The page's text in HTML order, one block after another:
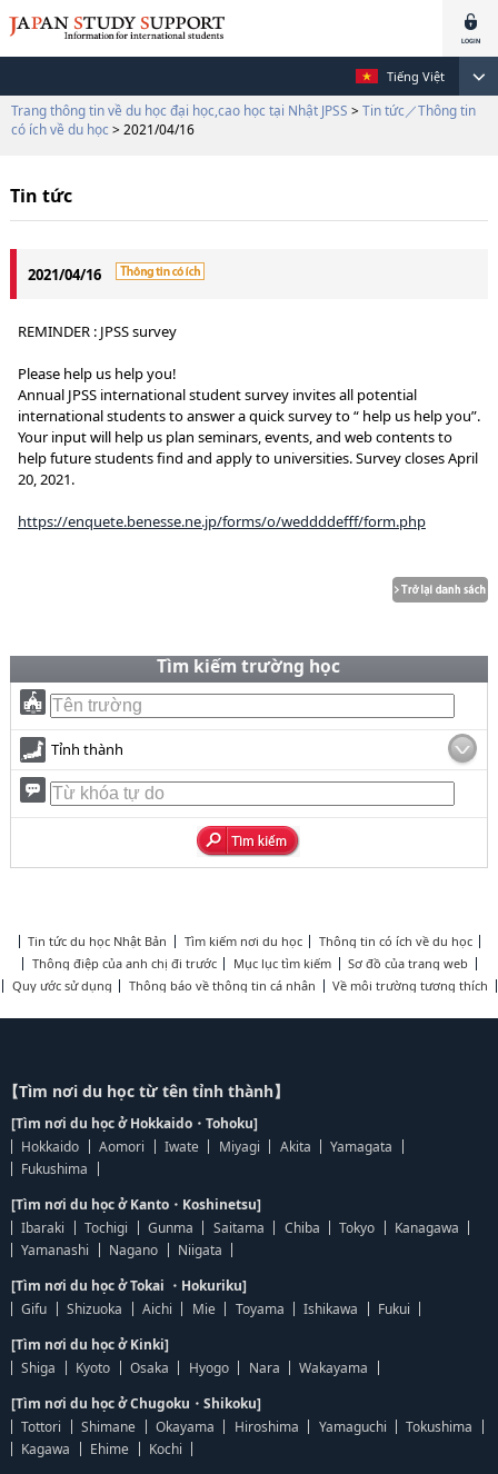
Tiếng Việt
Trang thông tin về du học đại học,cao học tại Nhật JPSS > Tin tức／Thông tin
có ích về du học > 2021/04/16
Tin tức
2021/04/16
REMINDER : JPSS survey
Please help us help you!
Annual JPSS international student survey invites all potential
international students to answer a quick survey to “ help us help you”.
Your input will help us plan seminars, events, and web contents to
help future students find and apply to universities. Survey closes April
20, 2021.
https://enquete.benesse.ne.jp/forms/o/weddddefff/form.php
Tìm kiếm trường học
Tỉnh thành
Tin tức du học Nhật Bản Tìm kiếm nơi du học
Thông tin có ích về du học
Thông điệp của anh chị đi trước
Mục lục tìm kiếm
Sơ đồ của trang web
Quy ước sử dụng
Thông báo về thông tin cá nhân Về môi trường tương thích
【Tìm nơi du học từ tên tỉnh thành】
[Tìm nơi du học ở Hokkaido・Tohoku]
Hokkaido
Aomori Iwate Miyagi Akita
Yamagata
Fukushima
[Tìm nơi du học ở Kanto・Koshinetsu]
Ibaraki
Tochigi Gunma Saitama Chiba Tokyo
Kanagawa
Yamanashi
Nagano
Niigata
[Tìm nơi du học ở Tokai ・Hokuriku]
Gifu
Shizuoka Aichi Mie Toyama Ishikawa
Fukui
[Tìm nơi du học ở Kinki]
Shiga
Kyoto Osaka Hyogo Nara
Wakayama
[Tìm nơi du học ở Chugoku・Shikoku]
Tottori
Shimane Okayama Hiroshima Yamaguchi
Tokushima
Kagawa
Ehime
Kochi